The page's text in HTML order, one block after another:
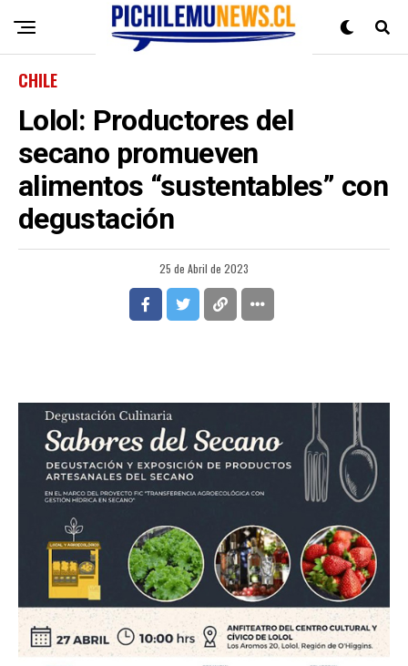
CHILE
Lolol: Productores del
secano promueven
alimentos “sustentables” con
degustación
25 de Abril de 2023